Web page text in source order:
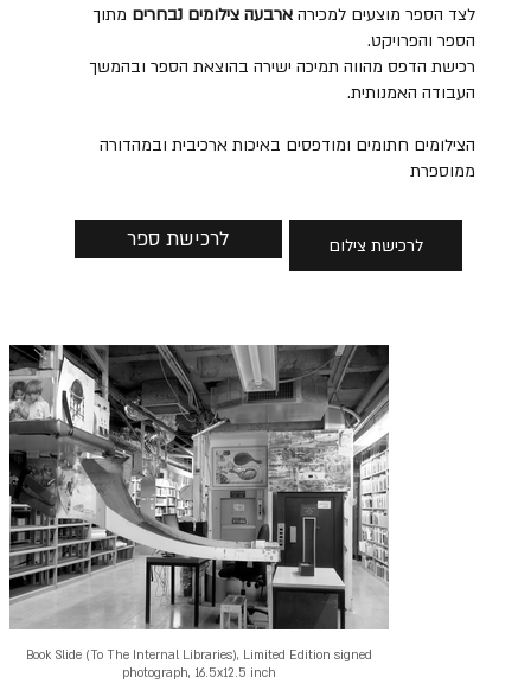
לצד הספר מוצעים למכירה ארבעה צילומים נבחרים מתוך
הספר והפרויקט.
רכישת הדפס מהווה תמיכה ישירה בהוצאת הספר ובהמשך
העבודה האמנותית.
הצילומים חתומים ומודפסים באיכות ארכיבית ובמהדורה
ממוספרת
לרכישת ספר לרכישת צילום
Book Slide (To The Internal Libraries), Limited Edition signed
photograph, 16.5x12.5 inch